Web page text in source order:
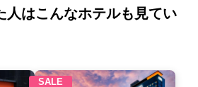
人はこんなホテルも見てい